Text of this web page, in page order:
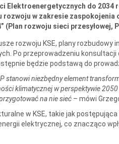
Elektroenergetycznych do 2034
w zakresie zaspokojenia
(Plan rozwoju sieci przesyłowej,
rozwoju KSE, plany rozbudowy
Po przeprowadzeniu konsultacji
będzie podstawą do
stanowi niezbędny element
klimatycznej w perspektywie
na nie sieć – mówi
w KSE, takie jak
elektrycznej, co znacząco